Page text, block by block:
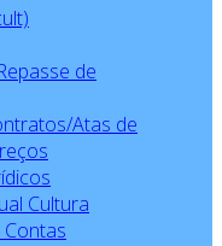
de
Atas de
Cultura